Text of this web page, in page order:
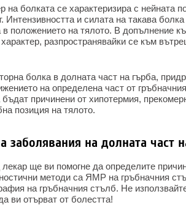
на болката се характеризира с нейната
Интензивността и силата на такава
положението на тялото. В допълнение
разпространявайки се към
болка в долната част на гърба,
на определена част от
причинени от хипотермия,
позиция на тялото.
заболявания на долната част
ще ви помогне да определите
методи са ЯМР на гръбначния
на гръбначния стълб. Не
ви отърват от болестта!